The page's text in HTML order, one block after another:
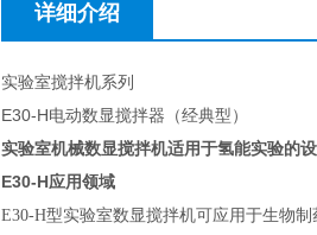
详细介绍
实验室搅拌机系列
E30-H电动数显搅拌器（经典型）
实验室机械数显搅拌机适用于氢能实验的
E30-H应用领域
E30-H型实验室数显搅拌机可应用于生物